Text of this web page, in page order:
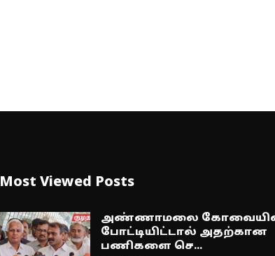
Most Viewed Posts
அண்ணாமலை
போட்டியிட்டால் அதற்கான
பணிகளை செ...